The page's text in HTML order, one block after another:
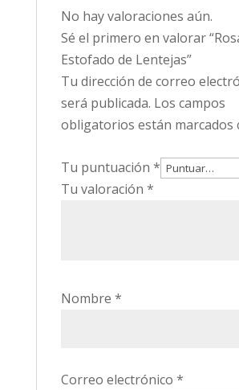
No hay valoraciones aún.
Sé el primero en valorar
Estofado de Lentejas”
Tu dirección de correo
será publicada. Los campos
obligatorios están marcados
Tu puntuación *
Tu valoración *
Nombre *
Correo electrónico *